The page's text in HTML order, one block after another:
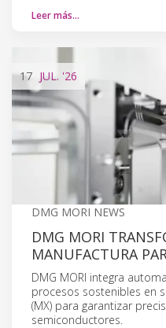
Leer más…
17 JUL. '26
DMG MORI NEWS
DMG MORI
MANUFACTURA
DMG MORI integra
procesos sostenibles en
(MX) para garantizar
semiconductores.